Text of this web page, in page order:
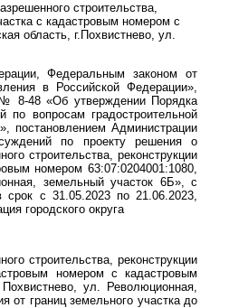
строительства,
с кадастровым номером с
область, г.Похвистнево, ул.
Федеральным законом от
в Российской Федерации»,
№ 8-48 «Об утверждении Порядка
вопросам градостроительной
постановлением Администрации
по проекту решения о
строительства, реконструкции
номером 63:07:0204001:1080,
земельный участок 6Б», с
срок с 31.05.2023 по 21.06.2023,
городского округа
строительства, реконструкции
номером с кадастровым
ул. Революционная,
от границ земельного участка до